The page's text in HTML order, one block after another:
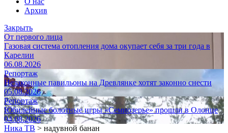
Архив
Закрыть
От первого лица
Газовая система отопления дома окупает себя за три года в
Карелии
06.08.2026
Репортаж
Незаконные павильоны на Древлянке хотят законно снести
05.08.2026
Репортаж
Юбилейные болотные игры «Семиозерье» прошли в Олонце
04.08.2026
Ника ТВ > надувной банан